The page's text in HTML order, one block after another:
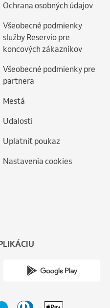
Ochrana osobných údajov
Všeobecné podmienky
služby Reservio pre
koncových zákazníkov
Všeobecné podmienky pre
partnera
Mestá
Udalosti
Uplatniť poukaz
Nastavenia cookies